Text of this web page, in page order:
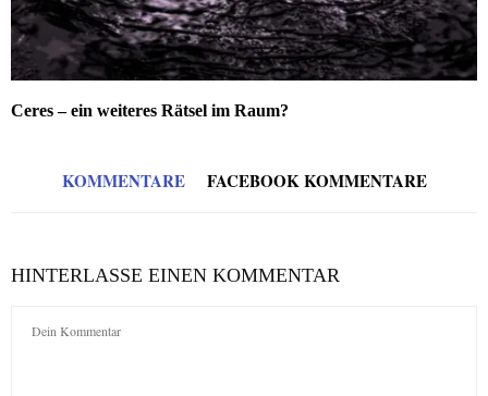
Ceres – ein weiteres Rätsel im Raum?
KOMMENTARE FACEBOOK KOMMENTARE
HINTERLASSE EINEN KOMMENTAR